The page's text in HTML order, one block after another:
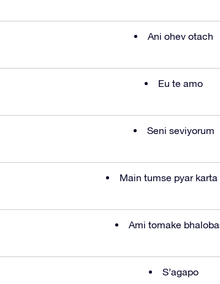
Ani ohev otach
Eu te amo
Seni seviyorum
Main tumse pyar karta
Ami tomake
S’agapo